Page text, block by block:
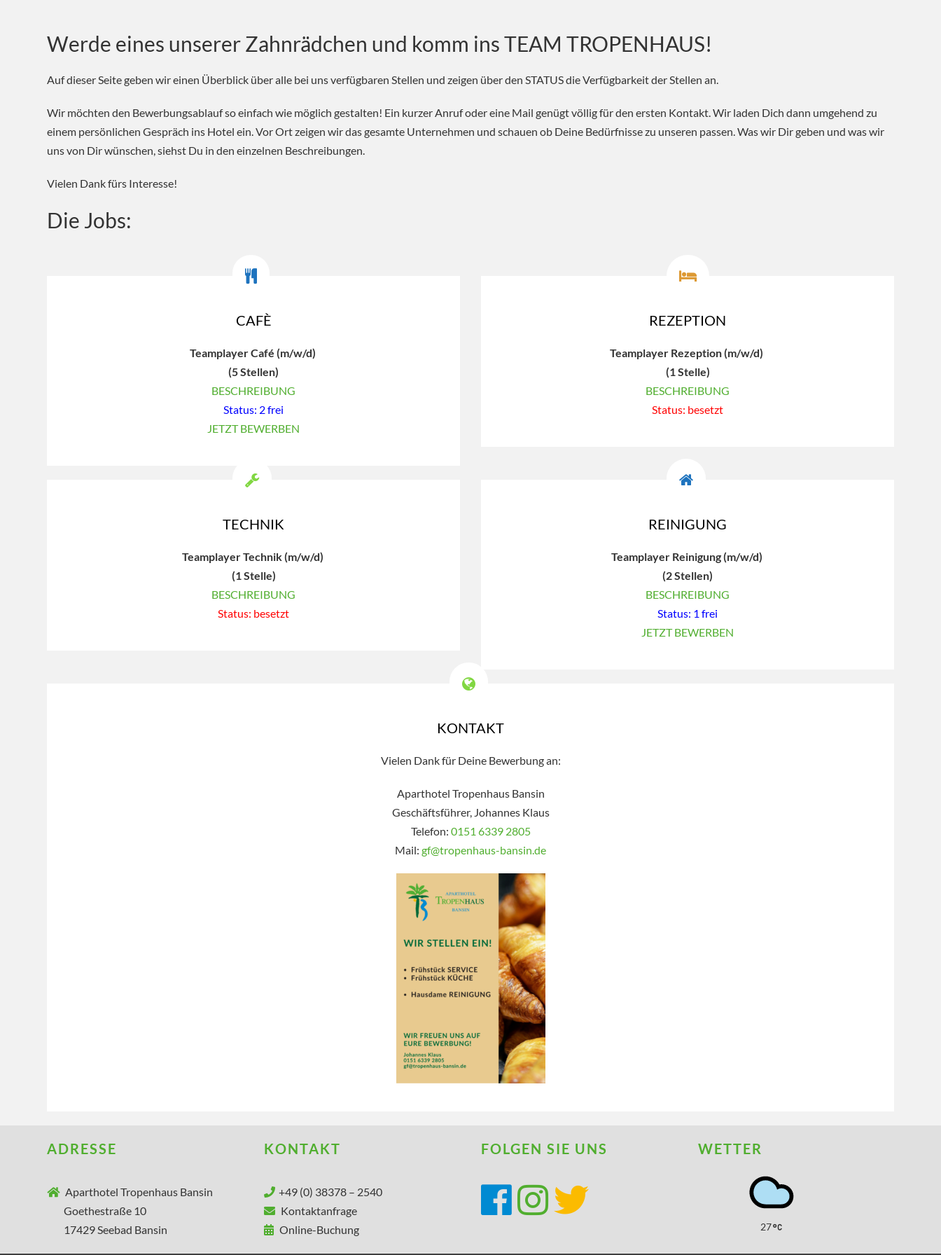
Werde eines unserer Zahnrädchen und komm ins TEAM TROPENHAUS!
Auf dieser Seite geben wir einen Überblick über alle bei uns verfügbaren Stellen und zeigen über den STATUS die Verfügbarkeit der Stellen an.
Wir möchten den Bewerbungsablauf so einfach wie möglich gestalten! Ein kurzer Anruf oder eine Mail genügt völlig für den ersten Kontakt. Wir laden Dich dann umgehend zu
einem persönlichen Gespräch ins Hotel ein. Vor Ort zeigen wir das gesamte Unternehmen und schauen ob Deine Bedürfnisse zu unseren passen. Was wir Dir geben und was wir
uns von Dir wünschen, siehst Du in den einzelnen Beschreibungen.
Vielen Dank fürs Interesse!
Die Jobs:
CAFÈ
Teamplayer Café (m/w/d)
(5 Stellen)
BESCHREIBUNG
Status: 2 frei
JETZT BEWERBEN
REZEPTION
Teamplayer Rezeption (m/w/d)
(1 Stelle)
BESCHREIBUNG
Status: besetzt
TECHNIK
Teamplayer Technik (m/w/d)
(1 Stelle)
BESCHREIBUNG
Status: besetzt
REINIGUNG
Teamplayer Reinigung (m/w/d)
(2 Stellen)
BESCHREIBUNG
Status: 1 frei
JETZT BEWERBEN
KONTAKT
Vielen Dank für Deine Bewerbung an:
Aparthotel Tropenhaus Bansin
Geschäftsführer, Johannes Klaus
Telefon: 0151 6339 2805
Mail: gf@tropenhaus-bansin.de
ADRESSE
Aparthotel Tropenhaus Bansin
Goethestraße 10
17429 Seebad Bansin
KONTAKT
+49 (0) 38378 – 2540
Kontaktanfrage
Online-Buchung
FOLGEN SIE UNS WETTER
27